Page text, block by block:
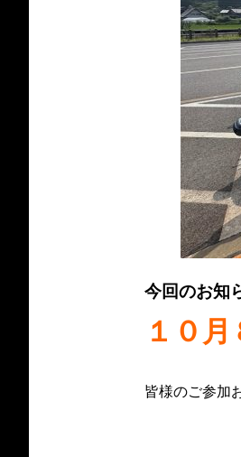
今回のお知
１０月
皆様のご参加